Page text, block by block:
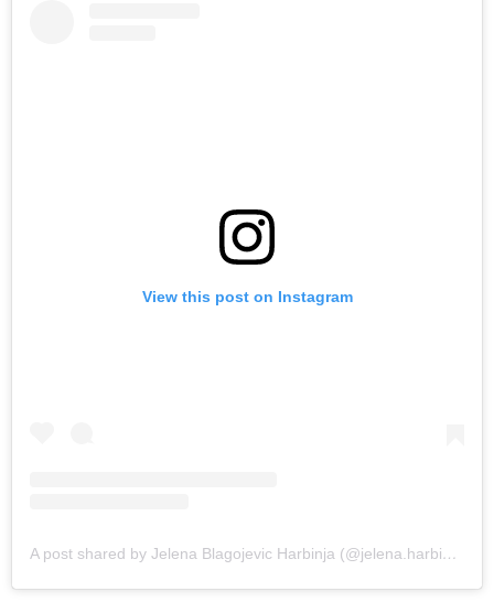
View this post on Instagram
A post shared by Jelena Blagojevic Harbinja (@jelena.harbinja)